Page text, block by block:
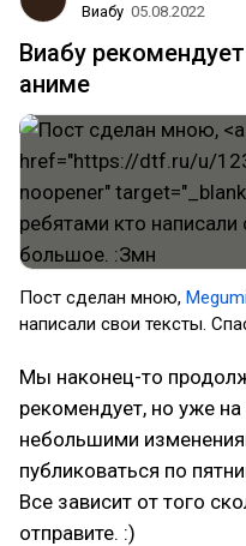
Виабу 05.08.2022
Виабу
аниме
Пост сделан мною,
написали свои тексты.
Мы наконец-то
рекомендует, но уже
небольшими
публиковаться по
Все зависит от того
отправите. :)